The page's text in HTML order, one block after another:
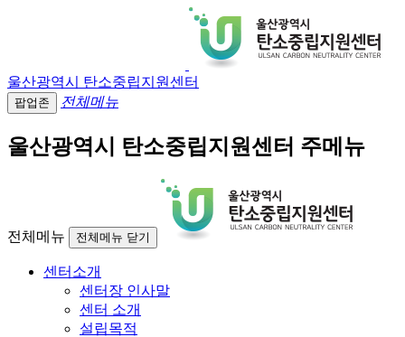
울산광역시 탄소중립지원센터
팝업존 전체메뉴
울산광역시 탄소중립지원센터 주메뉴
전체메뉴 전체메뉴 닫기
센터소개
센터장 인사말
센터 소개
설립목적